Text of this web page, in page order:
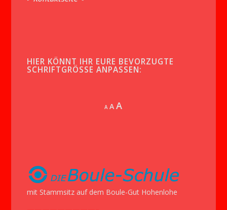
HIER KÖNNT IHR EURE BEVORZUGTE
SCHRIFTGRÖSSE ANPASSEN:
A Decrease
AReset
AIncrease
mit Stammsitz auf dem Boule-Gut Hohenlohe